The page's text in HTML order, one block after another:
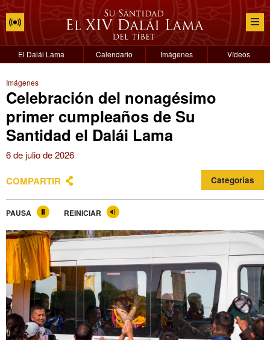
El Dalái Lama Calendario Imágenes Vídeos
Imágenes
Celebración del nonagésimo
primer cumpleaños de Su
Santidad el Dalái Lama
6 de julio de 2026
COMPARTIR Categorías
PAUSA REINICIAR